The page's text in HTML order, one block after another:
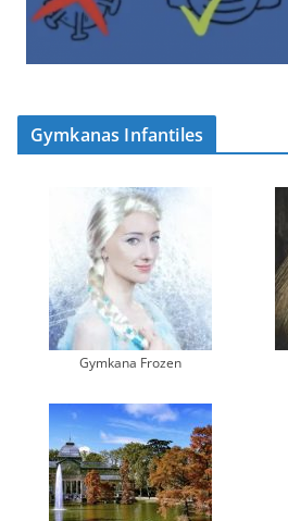
Gymkanas Infantiles
Gymkana Frozen